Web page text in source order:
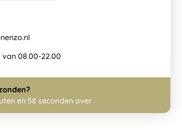
08.00-22.00
en 57 seconden over